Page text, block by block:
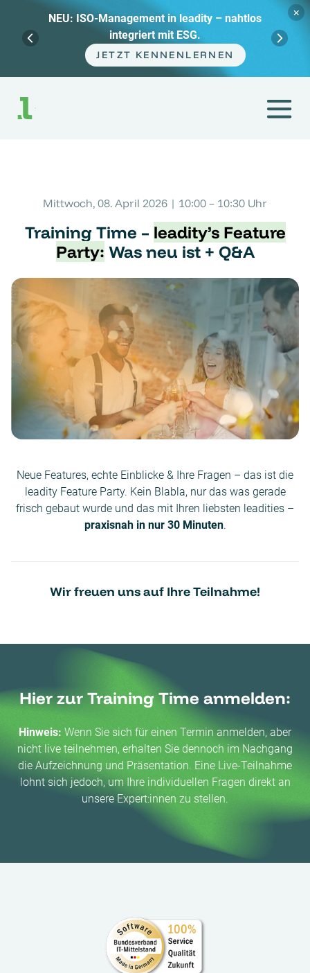
NEU: ISO-Management in leadity – nahtlos
integriert mit ESG.
JETZT KENNENLERNEN
×
Inhalt
springen
Mittwoch, 08. April 2026 | 10:00 – 10:30 Uhr
Training Time – leadity’s Feature
Party: Was neu ist + Q&A
Neue Features, echte Einblicke & Ihre Fragen – das ist die
leadity Feature Party. Kein Blabla, nur das was gerade
frisch gebaut wurde und das mit Ihren liebsten leadities –
praxisnah in nur 30 Minuten.
Wir freuen uns auf Ihre Teilnahme!
Hier zur Training Time anmelden:
Hinweis: Wenn Sie sich für einen Termin anmelden, aber
nicht live teilnehmen, erhalten Sie dennoch im Nachgang
die Aufzeichnung und Präsentation. Eine Live-Teilnahme
lohnt sich jedoch, um Ihre individuellen Fragen direkt an
unsere Expert:innen zu stellen.